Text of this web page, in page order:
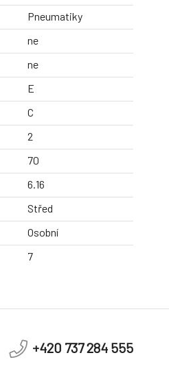
Pneumatiky
ne
ne
E
C
2
70
6.16
Střed
Osobní
7
+420 737 284 555